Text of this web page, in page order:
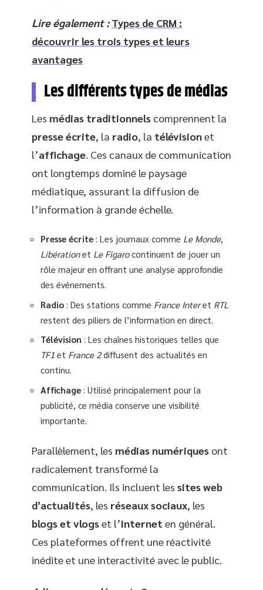
Lire également : Types de CRM :
découvrir les trois types et leurs
avantages
Les différents types de médias
Les médias traditionnels comprennent la
presse écrite, la radio, la télévisionet
l’affichage . Ces canaux de communication
ont longtemps dominé le paysage
médiatique, assurant la diffusion de
l’information à grande échelle.
Presse écrite : Les journaux comme Le Monde,
Libérationet Le Figarocontinuent de jouer un
rôle majeur en offrant une analyse approfondie
des événements.
Radio : Des stations comme France Interet RTL
restent des piliers de l’information en direct.
Télévision : Les chaînes historiques telles que
TF1 et France 2diffusent des actualités en
continu.
Affichage : Utilisé principalement pour la
publicité, ce média conserve une visibilité
importante.
Parallèlement, les médias numériques ont
radicalement transformé la
communication. Ils incluent les sites web
d’actualités, les réseaux sociaux, les
blogs et vlogset l’internet en général.
Ces plateformes offrent une réactivité
inédite et une interactivité avec le public.